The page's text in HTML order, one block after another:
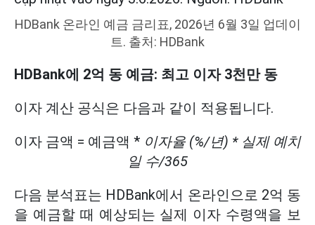
HDBank 온라인 예금 금리표, 2026년 6월 3일 업데이
트. 출처: HDBank
HDBank에 2억 동 예금: 최고 이자 3천만 동
이자 계산 공식은 다음과 같이 적용됩니다.
이자 금액 = 예금액 * 이자율 (%/년) * 실제 예치
일 수/365
다음 분석표는 HDBank에서 온라인으로 2억 동
을 예금할 때 예상되는 실제 이자 수령액을 보